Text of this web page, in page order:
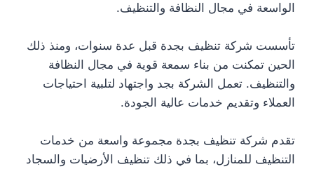
الواسعة في مجال النظافة والتنظيف.
تأسست شركة تنظيف بجدة قبل عدة سنوات، ومنذ ذلك
الحين تمكنت من بناء سمعة قوية في مجال النظافة
والتنظيف. تعمل الشركة بجد واجتهاد لتلبية احتياجات
العملاء وتقديم خدمات عالية الجودة.
تقدم شركة تنظيف بجدة مجموعة واسعة من خدمات
التنظيف للمنازل، بما في ذلك تنظيف الأرضيات والسجاد